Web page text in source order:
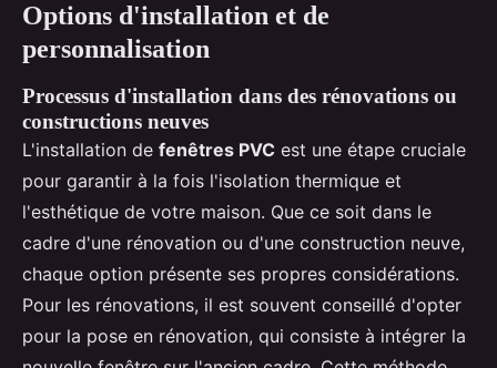
Options d'installation et de
personnalisation
Processus d'installation dans des rénovations ou
constructions neuves
L'installation de fenêtres PVC est une étape cruciale
pour garantir à la fois l'isolation thermique et
l'esthétique de votre maison. Que ce soit dans le
cadre d'une rénovation ou d'une construction neuve,
chaque option présente ses propres considérations.
Pour les rénovations, il est souvent conseillé d'opter
pour la pose en rénovation, qui consiste à intégrer la